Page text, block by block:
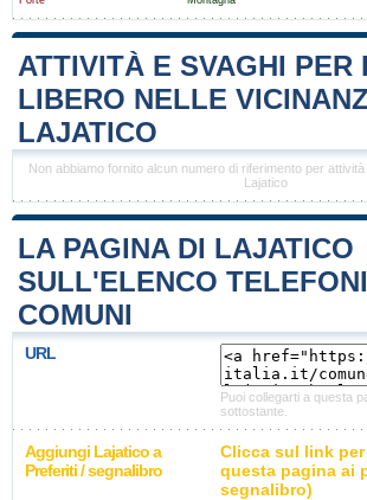
ATTIVITÀ E SVAGHI PER
LIBERO NELLE
LAJATICO
Non abbiamo fornito alcun numero di riferimento per
Lajatico
LA PAGINA DI LAJATICO
SULL'ELENCO
COMUNI
URL
Puoi collegarti a questa
sottostante.
Aggiungi Lajatico a
Preferiti / segnalibro
Clicca sul link
questa pagina ai
segnalibro)